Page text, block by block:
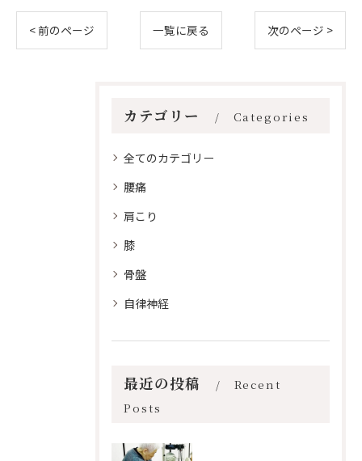
< 前のページ 一覧に戻る 次のページ >
カテゴリー Categories
全てのカテゴリー
腰痛
肩こり
膝
骨盤
自律神経
最近の投稿
Recent
Posts